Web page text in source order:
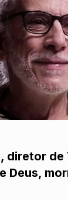
diretor de
Deus,